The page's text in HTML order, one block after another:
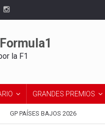
Formula1
la F1
GRANDES PREMIOS
GP PAÍSES BAJOS 2026